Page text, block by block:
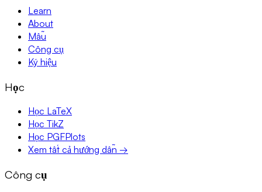
Learn
About
Mẫu
Công cụ
Ký hiệu
Học
Học LaTeX
Học TikZ
Học PGFPlots
Xem tất cả hướng dẫn →
Công cụ